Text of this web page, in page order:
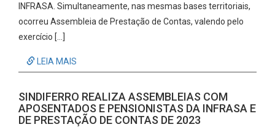
INFRASA. Simultaneamente, nas mesmas bases territoriais,
ocorreu Assembleia de Prestação de Contas, valendo pelo
exercício […]
LEIA MAIS
SINDIFERRO REALIZA ASSEMBLEIAS COM
APOSENTADOS E PENSIONISTAS DA INFRASA E
DE PRESTAÇÃO DE CONTAS DE 2023